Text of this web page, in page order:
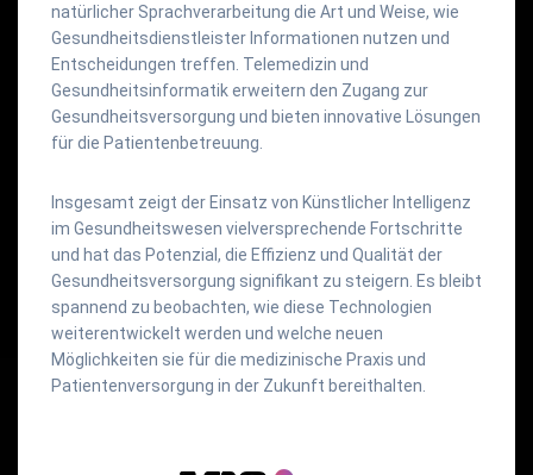
natürlicher Sprachverarbeitung die Art und Weise, wie
Gesundheitsdienstleister Informationen nutzen und
Entscheidungen treffen. Telemedizin und
Gesundheitsinformatik erweitern den Zugang zur
Gesundheitsversorgung und bieten innovative Lösungen
für die Patientenbetreuung.
Insgesamt zeigt der Einsatz von Künstlicher Intelligenz
im Gesundheitswesen vielversprechende Fortschritte
und hat das Potenzial, die Effizienz und Qualität der
Gesundheitsversorgung signifikant zu steigern. Es bleibt
spannend zu beobachten, wie diese Technologien
weiterentwickelt werden und welche neuen
Möglichkeiten sie für die medizinische Praxis und
Patientenversorgung in der Zukunft bereithalten.